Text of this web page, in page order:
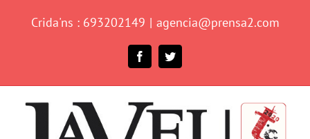
Crida'ns : 693202149 | agencia@prensa2.com
FacebookTwitter